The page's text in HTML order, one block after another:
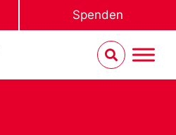
Spenden